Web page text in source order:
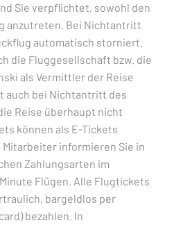
Sie verpflichtet, sowohl den
anzutreten. Bei Nichtantritt
automatisch storniert.
die Fluggesellschaft bzw. die
als Vermittler der Reise
auch bei Nichtantritt des
Reise überhaupt nicht
können als E-Tickets
informieren Sie in
Zahlungsarten im
Flügen. Alle Flugtickets
bargeldlos per
bezahlen. In